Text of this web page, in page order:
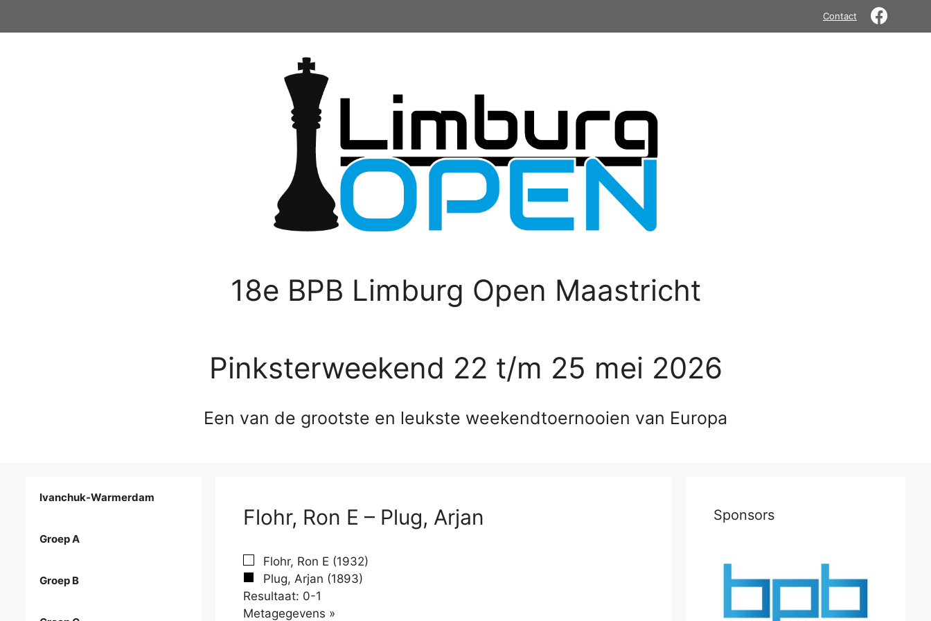
Contact
18e BPB Limburg Open Maastricht
Pinksterweekend 22 t/m 25 mei 2026
Een van de grootste en leukste weekendtoernooien van Europa
Flohr, Ron E – Plug, Arjan
Flohr, Ron E (1932)
Plug, Arjan (1893)
Resultaat: 0-1
Metagegevens »
Ivanchuk-Warmerdam
Groep A
Groep B
Sponsors